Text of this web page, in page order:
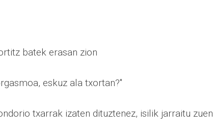
batek erasan zion
eskuz ala txortan?"
txarrak izaten dituztenez, isilik jarraitu zuen